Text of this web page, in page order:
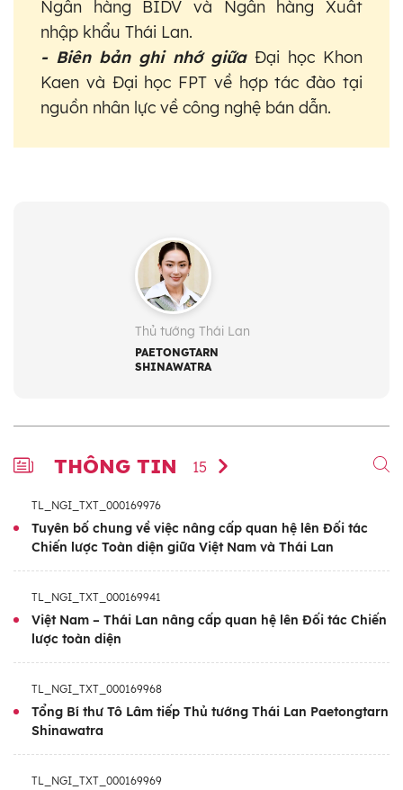
Ngân hàng BIDV và Ngân hàng Xuất
nhập khẩu Thái Lan.
- Biên bản ghi nhớ giữaĐại học Khon
Kaen và Đại học FPT về hợp tác đào tại
nguồn nhân lực về công nghệ bán dẫn.
Thủ tướng Thái Lan
PAETONGTARN
SHINAWATRA
THÔNG TIN 15
TL_NGI_TXT_000169976
Tuyên bố chung về việc nâng cấp quan hệ lên Đối tác
Chiến lược Toàn diện giữa Việt Nam và Thái Lan
TL_NGI_TXT_000169941
Việt Nam – Thái Lan nâng cấp quan hệ lên Đối tác Chiến
lược toàn diện
TL_NGI_TXT_000169968
Tổng Bí thư Tô Lâm tiếp Thủ tướng Thái Lan Paetongtarn
Shinawatra
TL_NGI_TXT_000169969